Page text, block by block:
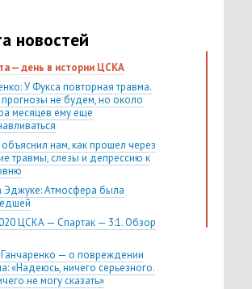
новостей
— день в истории ЦСКА
У Фукса повторная травма.
прогнозы не будем, но около
месяцев ему еще
нам, как прошел через
травмы, слезы и депрессию к
Эджуке: Атмосфера была
ЦСКА — Спартак — 3:1. Обзор
— о повреждении
«Надеюсь, ничего серьезного.
не могу сказать»